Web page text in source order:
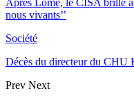
nous vivants’’
Société
Décès du directeur du CHU
Prev Next